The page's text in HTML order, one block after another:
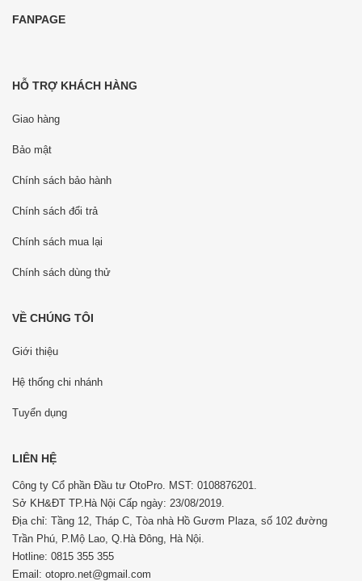
FANPAGE
HỖ TRỢ KHÁCH HÀNG
Giao hàng
Bảo mật
Chính sách bảo hành
Chính sách đổi trả
Chính sách mua lại
Chính sách dùng thử
VỀ CHÚNG TÔI
Giới thiệu
Hệ thống chi nhánh
Tuyển dụng
LIÊN HỆ
Công ty Cổ phần Đầu tư OtoPro. MST: 0108876201.
Sở KH&ĐT TP.Hà Nội Cấp ngày: 23/08/2019.
Địa chỉ: Tầng 12, Tháp C, Tòa nhà Hồ Gươm Plaza, số 102 đường
Trần Phú, P.Mộ Lao, Q.Hà Đông, Hà Nội.
Hotline: 0815 355 355
Email: otopro.net@gmail.com